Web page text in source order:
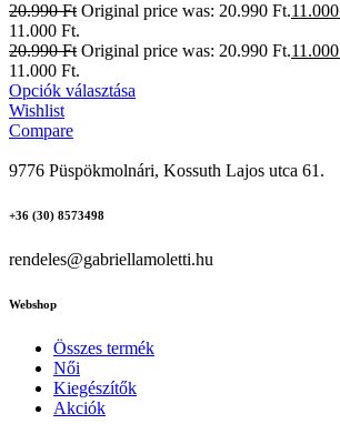
20.990Ft Original price was: 20.990 Ft.11.000
11.000 Ft.
20.990Ft Original price was: 20.990 Ft.11.000
11.000 Ft.
Opciók választása
Wishlist
Compare
9776 Püspökmolnári, Kossuth Lajos utca 61.
+36 (30) 8573498
rendeles@gabriellamoletti.hu
Webshop
Összes termék
Női
Kiegészítők
Akciók